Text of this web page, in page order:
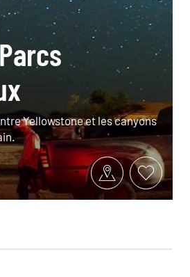
Yellowstone et les canyons